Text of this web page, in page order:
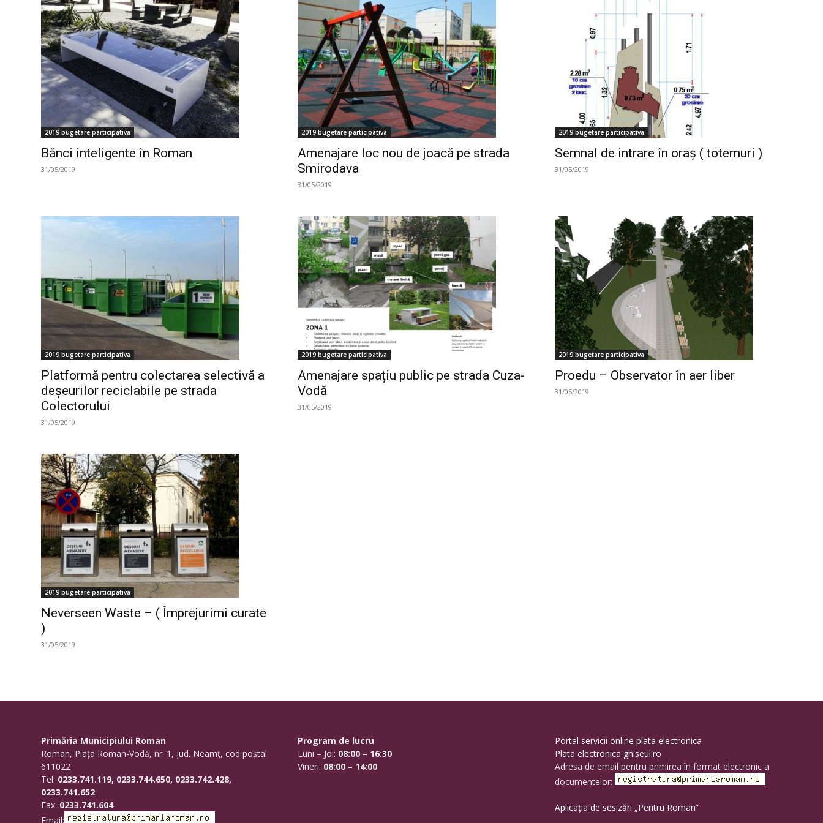
2019 bugetare participativa
Bănci inteligente în Roman
31/05/2019
2019 bugetare participativa
Amenajare loc nou de joacă pe strada
Smirodava
31/05/2019
2019 bugetare participativa
Semnal de intrare în oraș ( totemuri )
31/05/2019
2019 bugetare participativa
Platformă pentru colectarea selectivă a
deșeurilor reciclabile pe strada
Colectorului
31/05/2019
2019 bugetare participativa
Amenajare spațiu public pe strada Cuza-
Vodă
31/05/2019
2019 bugetare participativa
Proedu – Observator în aer liber
31/05/2019
2019 bugetare participativa
Neverseen Waste – ( Împrejurimi curate
)
31/05/2019
Primăria Municipiului Roman
Roman, Piaţa Roman-Vodă, nr. 1, jud. Neamţ, cod poştal
611022
Tel. 0233.741.119, 0233.744.650, 0233.742.428,
0233.741.652
Fax: 0233.741.604
Email:
Program de lucru
Luni – Joi: 08:00 – 16:30
Vineri: 08:00 – 14:00
Portal servicii online plata electronica
Plata electronica ghiseul.ro
Adresa de email pentru primirea în format electronic a
documentelor:
Aplicația de sesizări „Pentru Roman”